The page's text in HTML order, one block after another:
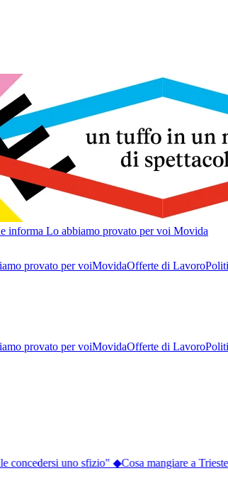
informa Lo abbiamo provato per voi Movida
provato per voiMovidaOfferte di Lavoro
provato per voiMovidaOfferte di Lavoro
concedersi uno sfizio"◆Cosa mangiare a